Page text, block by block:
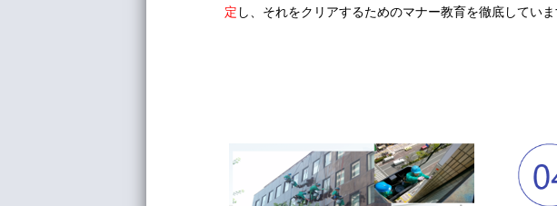
定 し、それをクリアするためのマナー教育を徹底していま